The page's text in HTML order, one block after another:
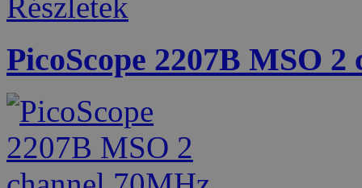
PicoScope 2207B MSO